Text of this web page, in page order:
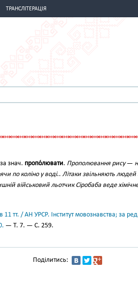
ТРАНСЛІТЕРАЦІЯ
знач. пропо́лювати. Прополювання рису—
по коліно у воді.. Літаки звільняють людей
військовий льотчик Сіробаба веде
11 тт. / АН УРСР. Інститут мовознавства; за
— Т. 7. — С. 259.
Поділитись: